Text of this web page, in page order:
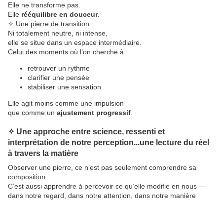
Elle ne transforme pas.
Elle rééquilibre en douceur.
✧ Une pierre de transition
Ni totalement neutre, ni intense,
elle se situe dans un espace intermédiaire.
Celui des moments où l’on cherche à :
retrouver un rythme
clarifier une pensée
stabiliser une sensation
Elle agit moins comme une impulsion
que comme un ajustement progressif
✧ Une approche entre science, ressenti et
interprétation de notre perception...une lecture du réel
à travers la matière
Observer une pierre, ce n’est pas seulement comprendre sa
composition.
C’est aussi apprendre à percevoir ce qu’elle modifie en nous —
dans notre regard, dans notre attention, dans notre manière